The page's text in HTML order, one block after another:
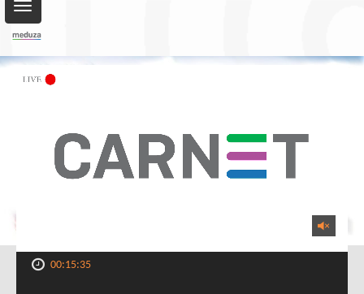
Toggle
navigation
00:15:35